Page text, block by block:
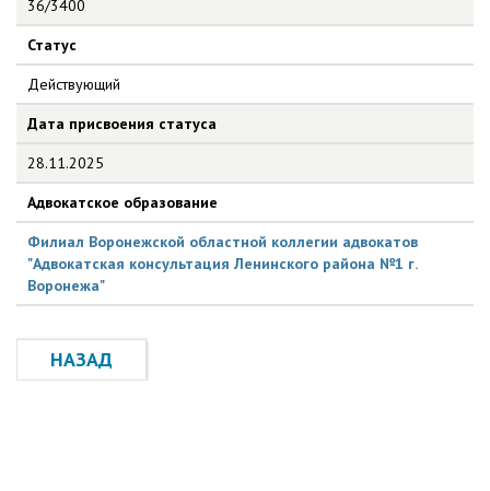
36/3400
Статус
Действующий
Дата присвоения статуса
28.11.2025
Адвокатское образование
Филиал Воронежской областной коллегии адвокатов
"Адвокатская консультация Ленинского района №1 г.
Воронежа"
НАЗАД